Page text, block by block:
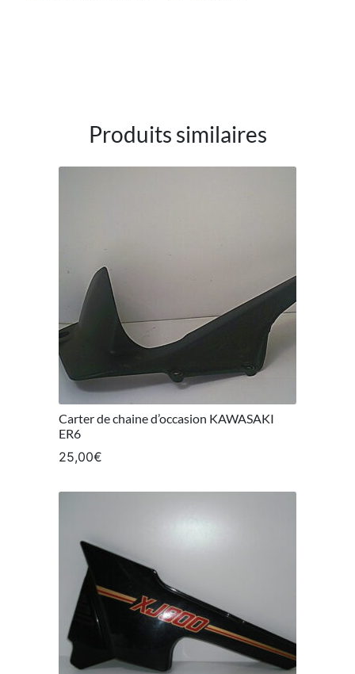
Produits similaires
Carter de chaine d’occasion KAWASAKI
ER6
25,00€